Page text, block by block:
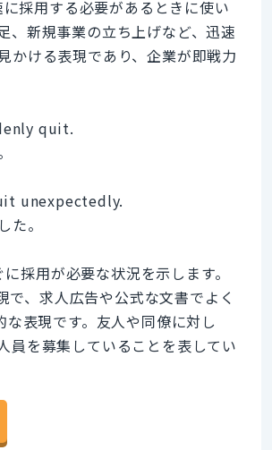
採用する必要があるときに使い
、新規事業の立ち上げなど、迅速
かける表現であり、企業が即戦力
quit.
unexpectedly.
。
用が必要な状況を示します。
、求人広告や公式な文書でよく
表現です。友人や同僚に対し
員を募集していることを表してい